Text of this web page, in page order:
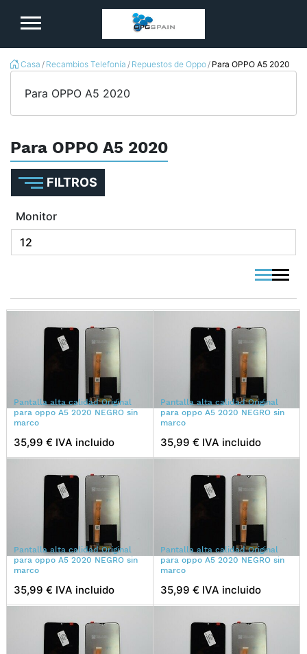
Casa Recambios Telefonía Repuestos de Oppo Para OPPO A5 2020
Para OPPO A5 2020
Para OPPO A5 2020
FILTROS
Monitor
Pantalla alta calidad Original
para oppo A5 2020 NEGRO sin
marco
35,99 € IVA incluido
Pantalla alta calidad Original
para oppo A5 2020 NEGRO sin
marco
35,99 € IVA incluido
Pantalla alta calidad Original
para oppo A5 2020 NEGRO sin
marco
35,99 € IVA incluido
Pantalla alta calidad Original
para oppo A5 2020 NEGRO sin
marco
35,99 € IVA incluido